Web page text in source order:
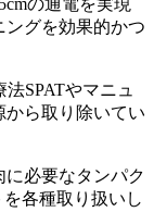
の通電を実現
ングを効果的かつ
SPATやマニュ
から取り除いてい
必要なタンパク
各種取り扱いし